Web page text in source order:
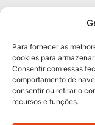
Para fornecer as
cookies para
Consentir com essas
comportamento de
consentir ou retirar o
recursos e funções.
Subscreva